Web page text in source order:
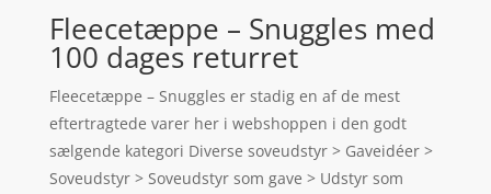
Fleecetæppe – Snuggles med
100 dages returret
Fleecetæppe – Snuggles er stadig en af de mest
eftertragtede varer her i webshoppen i den godt
sælgende kategori Diverse soveudstyr > Gaveidéer >
Soveudstyr > Soveudstyr som gave > Udstyr som